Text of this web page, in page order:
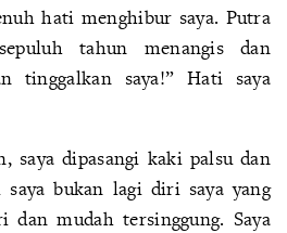
hati menghibur saya. Putra
tahun menangis dan
tinggalkan saya!” Hati saya
saya dipasangi kaki palsu dan
bukan lagi diri saya yang
dan mudah tersinggung. Saya